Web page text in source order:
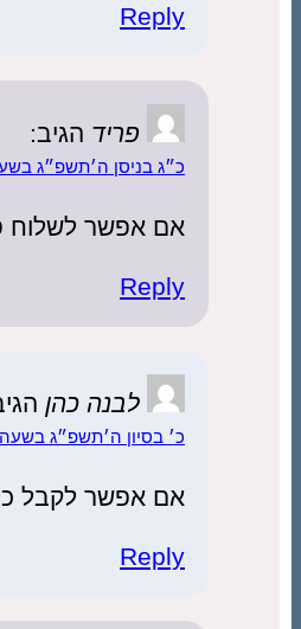
Reply
פריד הגיב:
כ״ג בניסן ה׳תשפ״ג בשעה
אם אפשר לשלוח
Reply
לבנה כהן
כ׳ בסיון ה׳תשפ״ג בשעה 13:14
אם אפשר לקבל
Reply